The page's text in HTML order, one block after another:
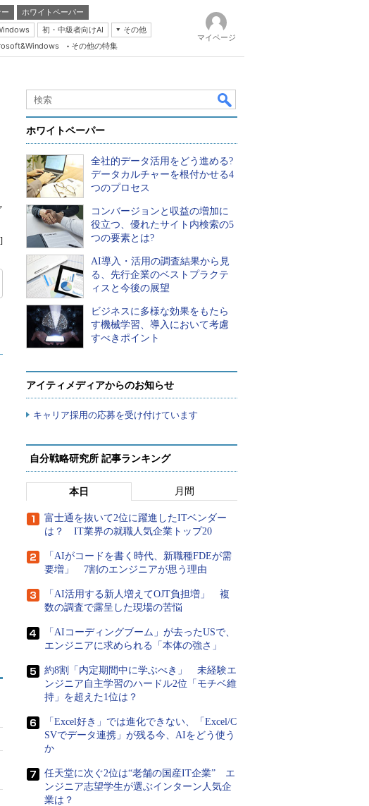
ホワイトペーパー
初・中級者向けAI
その他
& Storage
Expert
of IP Network
& Trust
その他の特集
マイページ
]
ホワイトペーパー
全社的データ活用をどう進める?
データカルチャーを根付かせる4
つのプロセス
コンバージョンと収益の増加に
役立つ、優れたサイト内検索の5
つの要素とは?
AI導入・活用の調査結果から見
る、先行企業のベストプラクテ
ィスと今後の展望
ビジネスに多様な効果をもたら
す機械学習、導入において考慮
すべきポイント
アイティメディアからのお知らせ
キャリア採用の応募を受け付けています
自分戦略研究所 記事ランキング
本日 月間
富士通を抜いて2位に躍進したITベンダー
は？ IT業界の就職人気企業トップ20
「AIがコードを書く時代、新職種FDEが需
要増」 7割のエンジニアが思う理由
「AI活用する新人増えてOJT負担増」 複
数の調査で露呈した現場の苦悩
「AIコーディングブーム」が去ったUSで、
エンジニアに求められる「本体の強さ」
約8割「内定期間中に学ぶべき」 未経験エ
ンジニア自主学習のハードル2位「モチベ維
持」を超えた1位は？
「Excel好き」では進化できない、「Excel/C
SVでデータ連携」が残る今、AIをどう使う
か
任天堂に次ぐ2位は“老舗の国産IT企業” エ
ンジニア志望学生が選ぶインターン人気企
業は？